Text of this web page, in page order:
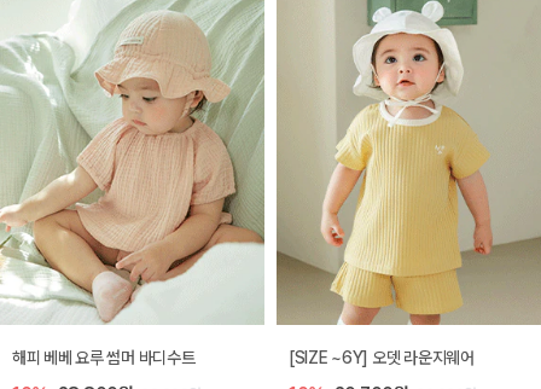
해피 베베 요루 썸머 바디수트 [SIZE ~6Y] 오뎃 라운지웨어